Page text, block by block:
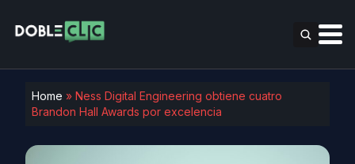
Home » Ness Digital Engineering obtiene cuatro
Brandon Hall Awards por excelencia